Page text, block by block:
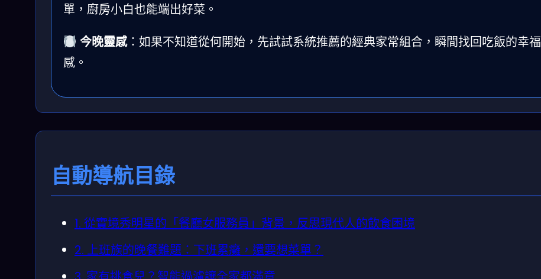
單，廚房小白也能端出好菜。
今晚靈感：如果不知道從何開始，先試試系統推薦的經典家常組合，瞬間找回吃飯的幸福
感。
自動導航目錄
1. 從實境秀明星的「餐廳女服務員」背景，反思現代人的飲食困境
2. 上班族的晚餐難題：下班累癱，還要想菜單？